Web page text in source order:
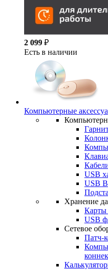
2 099 ₽
Есть в наличии
Компьютерные
USB
USB
Хранение
Карты
USB
Сетевое
Патч-